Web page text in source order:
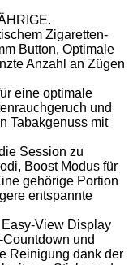
Zigaretten-
Button, Optimale
Anzahl an Zügen
eine optimale
und
Tabakgenuss mit
Session zu
Boost Modus für
gehörige Portion
entspannte
View Display
und
Reinigung dank der